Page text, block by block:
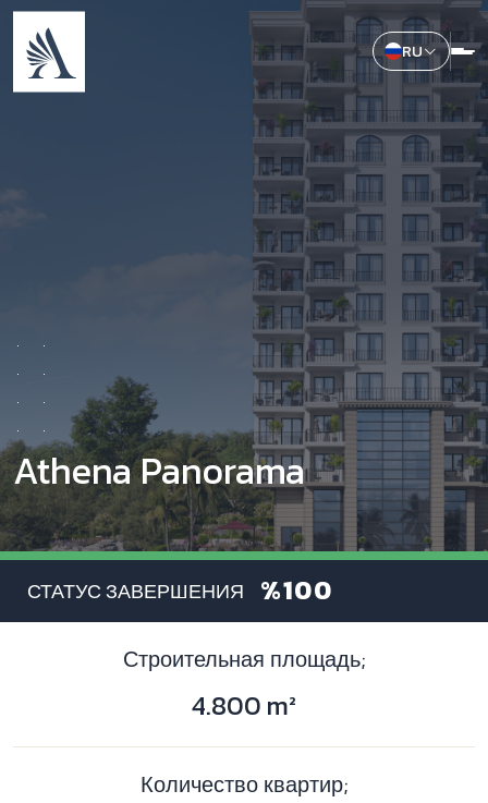
RU
Athena Panorama
СТАТУС ЗАВЕРШЕНИЯ %100
Строительная площадь;
4.800 m²
Количество квартир;